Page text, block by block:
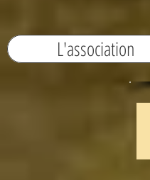
L'association